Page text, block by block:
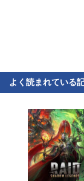
よく読まれている